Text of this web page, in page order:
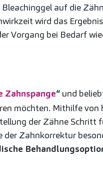
auf die
wird das
Vorgang bei Bedarf
Zahnspange“ und
möchten. Mithilfe
der Zähne Schritt
der Zahnkorrektur